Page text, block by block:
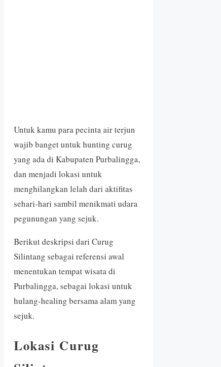
Untuk kamu para pecinta air terjun
wajib banget untuk hunting curug
yang ada di Kabupaten Purbalingga,
dan menjadi lokasi untuk
menghilangkan lelah dari aktifitas
sehari-hari sambil menikmati udara
pegunungan yang sejuk.
Berikut deskripsi dari Curug
Silintang sebagai referensi awal
menentukan tempat wisata di
Purbalingga, sebagai lokasi untuk
hulang-healing bersama alam yang
sejuk.
Lokasi Curug